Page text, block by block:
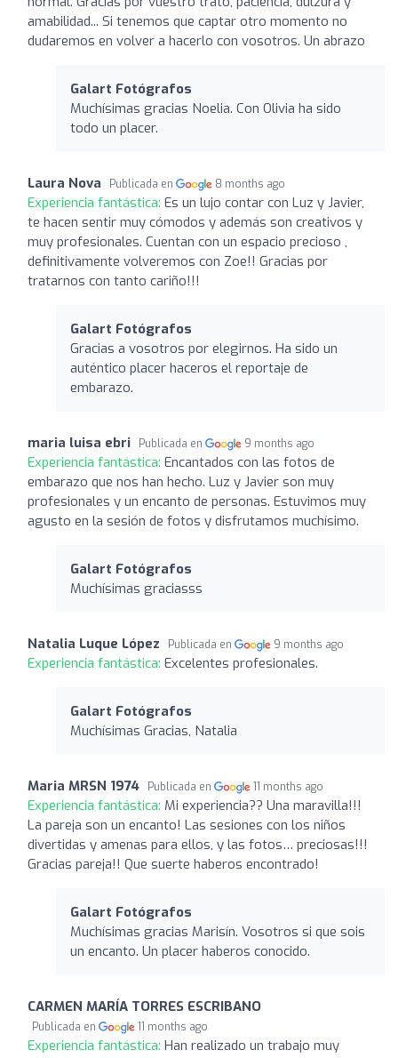
amabilidad... Si tenemos que captar otro momento no
dudaremos en volver a hacerlo con vosotros. Un abrazo
Galart Fotógrafos
Muchísimas gracias Noelia. Con Olivia ha sido
todo un placer.
Laura Nova Publicada en 8 months ago
Experiencia fantástica: Es un lujo contar con Luz y Javier,
te hacen sentir muy cómodos y además son creativos y
muy profesionales. Cuentan con un espacio precioso ,
definitivamente volveremos con Zoe!! Gracias por
tratarnos con tanto cariño!!!
Galart Fotógrafos
Gracias a vosotros por elegirnos. Ha sido un
auténtico placer haceros el reportaje de
embarazo.
maria luisa ebri Publicada en 9 months ago
Experiencia fantástica: Encantados con las fotos de
embarazo que nos han hecho. Luz y Javier son muy
profesionales y un encanto de personas. Estuvimos muy
agusto en la sesión de fotos y disfrutamos muchísimo.
Galart Fotógrafos
Muchísimas graciasss
Natalia Luque López Publicada en 9 months ago
Experiencia fantástica: Excelentes profesionales.
Galart Fotógrafos
Muchísimas Gracias, Natalia
Maria MRSN 1974 Publicada en 11 months ago
Experiencia fantástica: Mi experiencia?? Una maravilla!!!
La pareja son un encanto! Las sesiones con los niños
divertidas y amenas para ellos, y las fotos… preciosas!!!
Gracias pareja!! Que suerte haberos encontrado!
Galart Fotógrafos
Muchísimas gracias Marisín. Vosotros si que sois
un encanto. Un placer haberos conocido.
CARMEN MARÍA TORRES ESCRIBANO
Publicada en 11 months ago
Experiencia fantástica: Han realizado un trabajo muy